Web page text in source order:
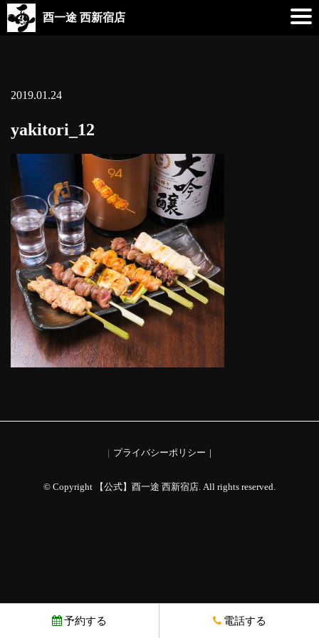
酉一途 西新宿店
2019.01.24
yakitori_12
プライバシーポリシー
© Copyright 【公式】酉一途 西新宿店. All rights reserved.
予約する 電話する